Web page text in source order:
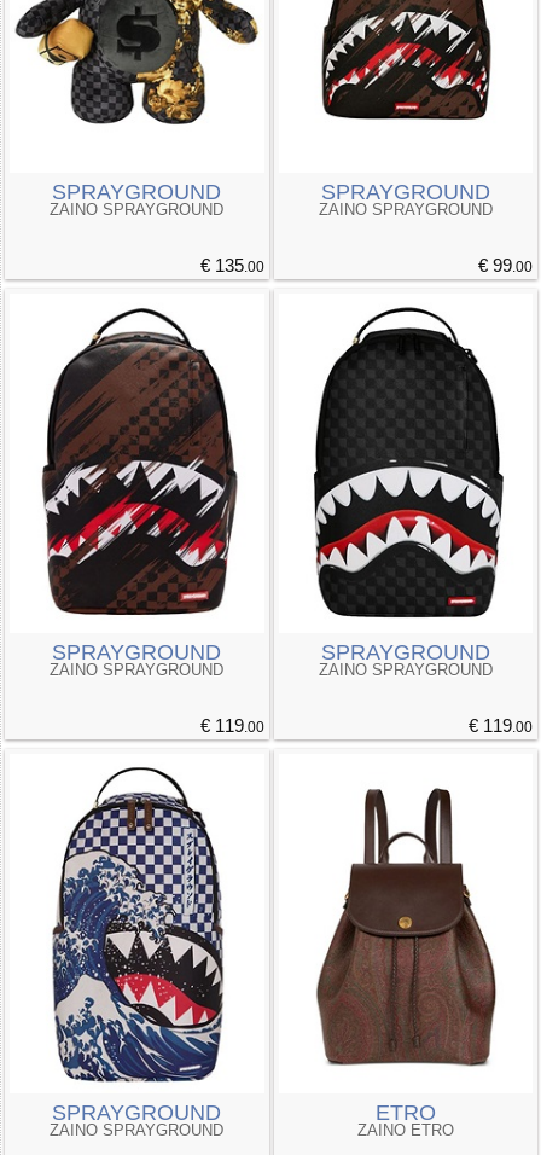
SPRAYGROUND
ZAINO SPRAYGROUND
€ 135.00
SPRAYGROUND
ZAINO SPRAYGROUND
€ 99.00
SPRAYGROUND
ZAINO SPRAYGROUND
€ 119.00
SPRAYGROUND
ZAINO SPRAYGROUND
€ 119.00
SPRAYGROUND
ZAINO SPRAYGROUND
ETRO
ZAINO ETRO